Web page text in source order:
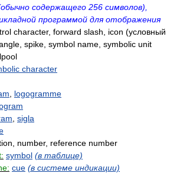
содержащего 256 символов),
программой для отображения
character, forward slash, icon (условный
spike, symbol name, symbolic unit
character
logogramme
sigla
number, reference number
symbol (в таблице)
cue (в системе индикации)